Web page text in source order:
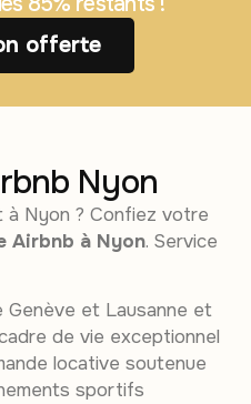
offerte
Nyon
à Nyon ? Confiez votre
Airbnb à Nyon. Service
Genève et Lausanne et
de vie exceptionnel
locative soutenue
sportifs